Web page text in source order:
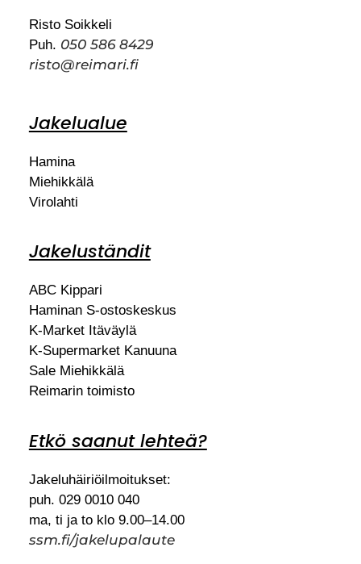
Risto Soikkeli
Puh. 050 586 8429
risto@reimari.fi
Jakelualue
Hamina
Miehikkälä
Virolahti
Jakeluständit
ABC Kippari
Haminan S-ostoskeskus
K-Market Itäväylä
K-Supermarket Kanuuna
Sale Miehikkälä
Reimarin toimisto
Etkö saanut lehteä?
Jakeluhäiriöilmoitukset:
puh. 029 0010 040
ma, ti ja to klo 9.00–14.00
ssm.fi/jakelupalaute